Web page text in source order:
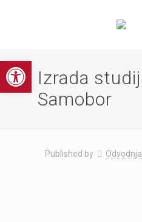
Open toolbarIzrada
Samobor
Published by